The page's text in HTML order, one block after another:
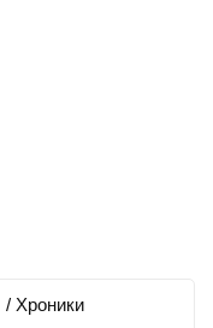
/ Хроники